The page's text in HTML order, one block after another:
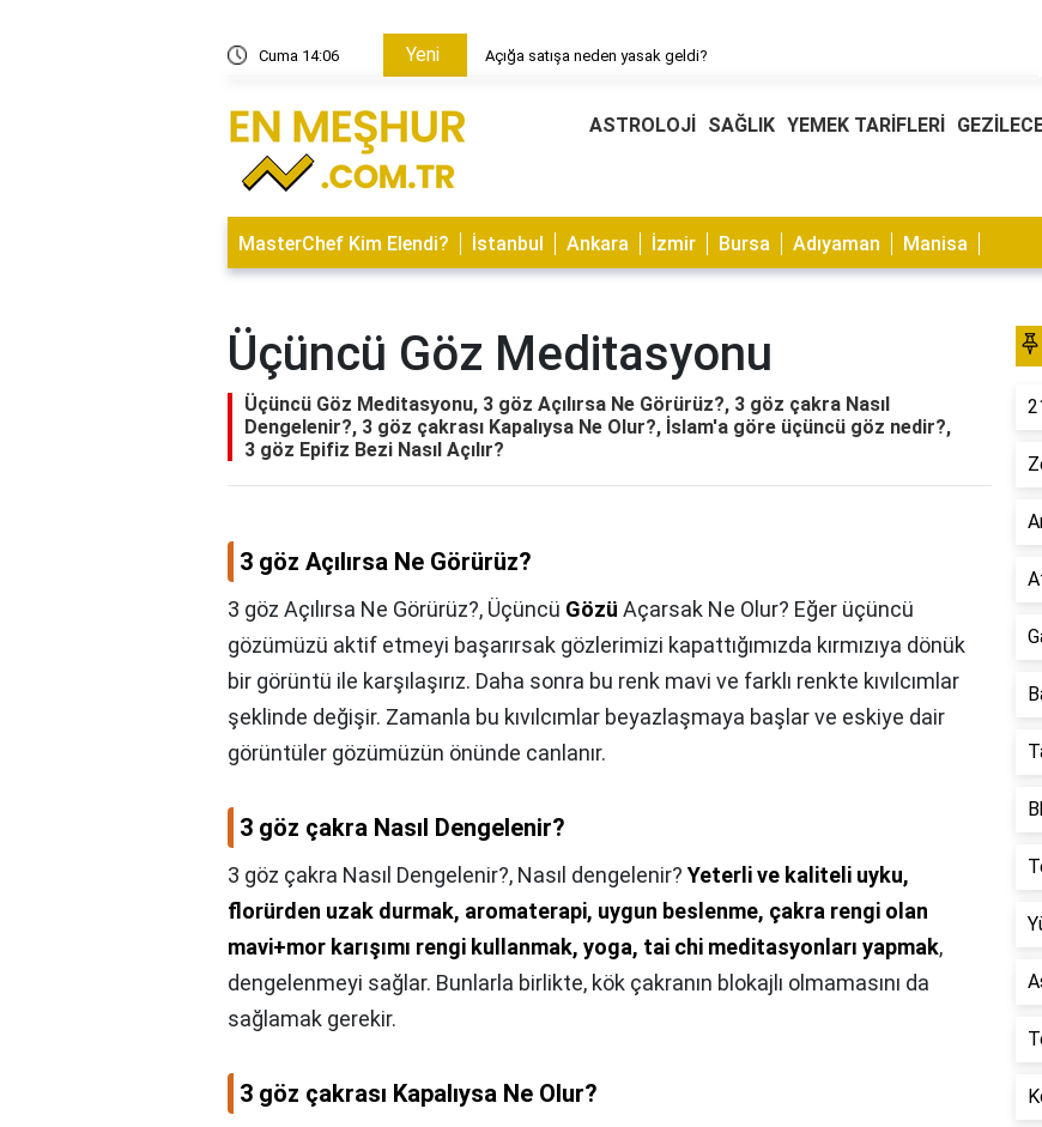
Cuma 14:06 Yeni Açığa satışa neden yasak geldi?
ASTROLOJİ SAĞLIK YEMEK TARİFLERİ
MasterChef Kim Elendi? İstanbul Ankara İzmir Bursa Adıyaman Manisa
Üçüncü Göz Meditasyonu
Üçüncü Göz Meditasyonu, 3 göz Açılırsa Ne Görürüz?, 3 göz çakra Nasıl
Dengelenir?, 3 göz çakrası Kapalıysa Ne Olur?, İslam'a göre üçüncü göz nedir?,
3 göz Epifiz Bezi Nasıl Açılır?
3 göz Açılırsa Ne Görürüz?
3 göz Açılırsa Ne Görürüz?, Üçüncü Gözü Açarsak Ne Olur? Eğer üçüncü
gözümüzü aktif etmeyi başarırsak gözlerimizi kapattığımızda kırmızıya dönük
bir görüntü ile karşılaşırız. Daha sonra bu renk mavi ve farklı renkte kıvılcımlar
şeklinde değişir. Zamanla bu kıvılcımlar beyazlaşmaya başlar ve eskiye dair
görüntüler gözümüzün önünde canlanır.
3 göz çakra Nasıl Dengelenir?
3 göz çakra Nasıl Dengelenir?, Nasıl dengelenir? Yeterli ve kaliteli uyku,
florürden uzak durmak, aromaterapi, uygun beslenme, çakra rengi olan
mavi+mor karışımı rengi kullanmak, yoga, tai chi meditasyonları yapmak,
dengelenmeyi sağlar. Bunlarla birlikte, kök çakranın blokajlı olmamasını da
sağlamak gerekir.
3 göz çakrası Kapalıysa Ne Olur?